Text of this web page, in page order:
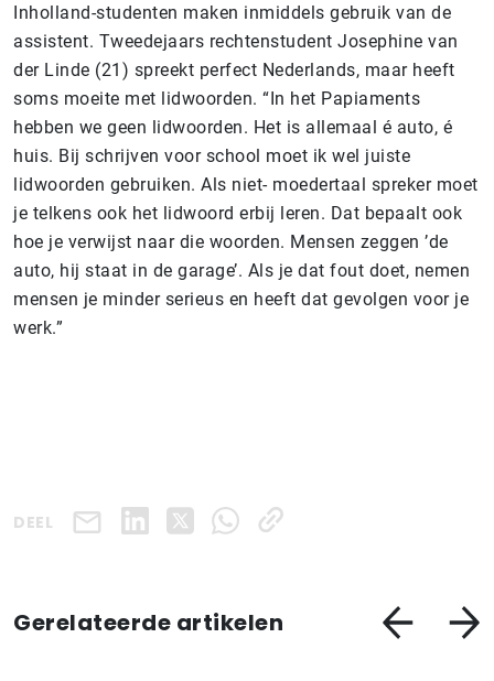
Inholland-studenten maken inmiddels gebruik van de
assistent. Tweedejaars rechtenstudent Josephine van
der Linde (21) spreekt perfect Nederlands, maar heeft
soms moeite met lidwoorden. “In het Papiaments
hebben we geen lidwoorden. Het is allemaal é auto, é
huis. Bij schrijven voor school moet ik wel juiste
lidwoorden gebruiken. Als niet- moedertaal spreker moet
je telkens ook het lidwoord erbij leren. Dat bepaalt ook
hoe je verwijst naar die woorden. Mensen zeggen ’de
auto, hij staat in de garage’. Als je dat fout doet, nemen
mensen je minder serieus en heeft dat gevolgen voor je
werk.”
DEEL
Gerelateerde artikelen